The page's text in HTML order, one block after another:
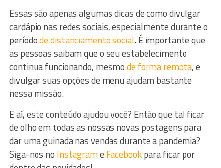
Essas são apenas algumas dicas de como divulgar
cardápio nas redes sociais, especialmente durante o
períodode distanciamento social. É importante que
as pessoas saibam que o seu estabelecimento
continua funcionando, mesmode forma remota, e
divulgar suas opções de menu ajudam bastante
nessa missão.
E aí, este conteúdo ajudou você? Então que tal ficar
de olho em todas as nossas novas postagens para
dar uma guinada nas vendas durante a pandemia?
Siga-nos no Instagrame Facebookpara ficar por